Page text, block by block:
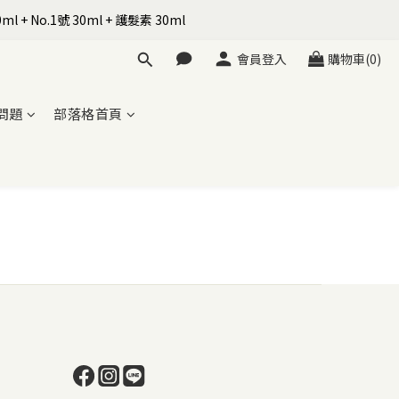
+ No.1號 30ml + 護髮素 30ml
會員登入 購物車(0)
題 部落格首頁